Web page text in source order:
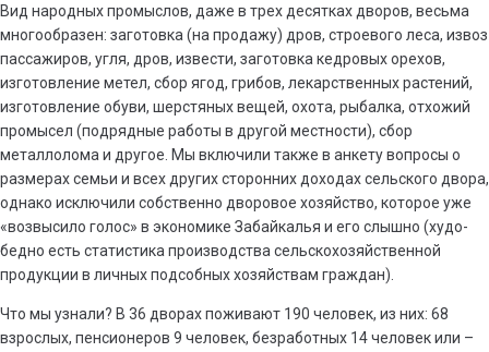
Вид народных промыслов, даже в трех десятках дворов, весьма
многообразен: заготовка (на продажу) дров, строевого леса, извоз
пассажиров, угля, дров, извести, заготовка кедровых орехов,
изготовление метел, сбор ягод, грибов, лекарственных растений,
изготовление обуви, шерстяных вещей, охота, рыбалка, отхожий
промысел (подрядные работы в другой местности), сбор
металлолома и другое. Мы включили также в анкету вопросы о
размерах семьи и всех других сторонних доходах сельского двора,
однако исключили собственно дворовое хозяйство, которое уже
«возвысило голос» в экономике Забайкалья и его слышно (худо-
бедно есть статистика производства сельскохозяйственной
продукции в личных подсобных хозяйствам граждан).
Что мы узнали? В 36 дворах поживают 190 человек, из них: 68
взрослых, пенсионеров 9 человек, безработных 14 человек или –